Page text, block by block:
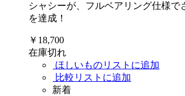
シャシーが、フルベアリング仕様で
を達成！
￥18,700
在庫切れ
ほしいものリストに追加
比較リストに追加
新着